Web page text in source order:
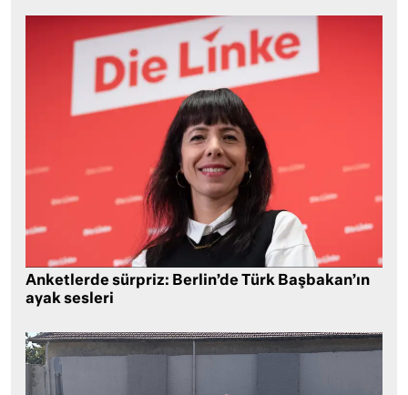
Anketlerde sürpriz: Berlin’de Türk Başbakan’ın
ayak sesleri